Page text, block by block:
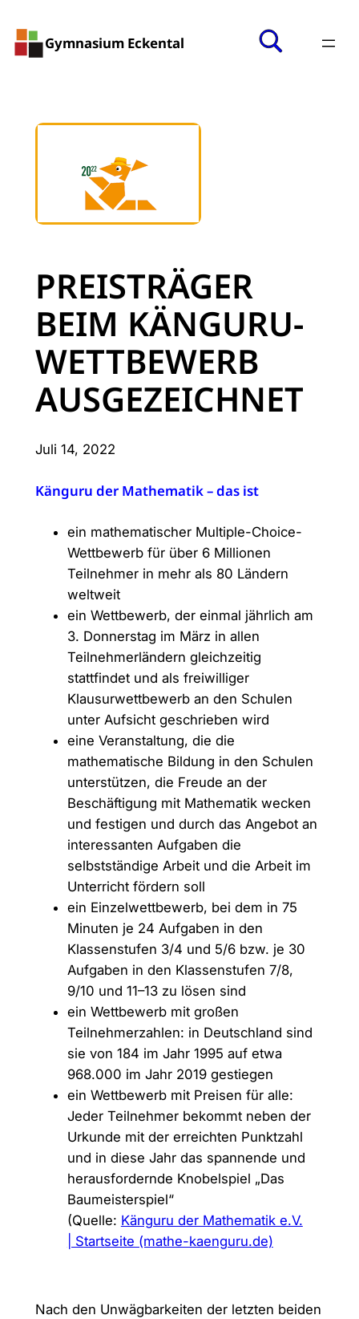
Gymnasium Eckental
PREISTRÄGER
BEIM KÄNGURU-
WETTBEWERB
AUSGEZEICHNET
Juli 14, 2022
Känguru der Mathematik – das ist
ein mathematischer Multiple-Choice-
Wettbewerb für über 6 Millionen
Teilnehmer in mehr als 80 Ländern
weltweit
ein Wettbewerb, der einmal jährlich am
3. Donnerstag im März in allen
Teilnehmerländern gleichzeitig
stattfindet und als freiwilliger
Klausurwettbewerb an den Schulen
unter Aufsicht geschrieben wird
eine Veranstaltung, die die
mathematische Bildung in den Schulen
unterstützen, die Freude an der
Beschäftigung mit Mathematik wecken
und festigen und durch das Angebot an
interessanten Aufgaben die
selbstständige Arbeit und die Arbeit im
Unterricht fördern soll
ein Einzelwettbewerb, bei dem in 75
Minuten je 24 Aufgaben in den
Klassenstufen 3/4 und 5/6 bzw. je 30
Aufgaben in den Klassenstufen 7/8,
9/10 und 11–13 zu lösen sind
ein Wettbewerb mit großen
Teilnehmerzahlen: in Deutschland sind
sie von 184 im Jahr 1995 auf etwa
968.000 im Jahr 2019 gestiegen
ein Wettbewerb mit Preisen für alle:
Jeder Teilnehmer bekommt neben der
Urkunde mit der erreichten Punktzahl
und in diese Jahr das spannende und
herausfordernde Knobelspiel „Das
Baumeisterspiel“
(Quelle: Känguru der Mathematik e.V.
| Startseite (mathe-kaenguru.de)
Nach den Unwägbarkeiten der letzten beiden